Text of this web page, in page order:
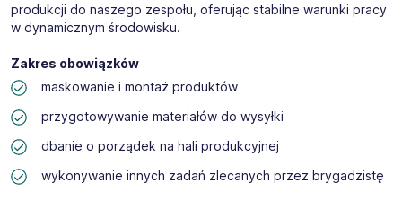
produkcji do naszego zespołu, oferując stabilne warunki pracy
w dynamicznym środowisku.
Zakres obowiązków
maskowanie i montaż produktów
przygotowywanie materiałów do wysyłki
dbanie o porządek na hali produkcyjnej
wykonywanie innych zadań zlecanych przez brygadzistę